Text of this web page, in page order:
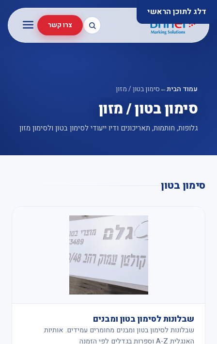
דלג לתוכן הראשי
צרו קשר
עמוד הבית←סימון בטון / מזון
סימון בטון / מזון
גלופות, חותמות, תאריכונים ודיו ייעודי לסימון בטון ולסימון מזון
סימון בטון
שבלונות לסימון בטון ומבנים
שבלונות לסימון בטון ומבנים מחומרים עמידים. אותיות
האנגלית A-Z וספרות בגדלים לפי הזמנה